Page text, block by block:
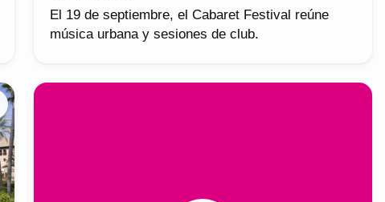
El 19 de septiembre, el Cabaret Festival reúne
música urbana y sesiones de club.